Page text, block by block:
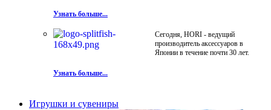
Узнать больше...
Сегодня, HORI - ведущий
производитель аксессуаров в
Японии в течение почти 30 лет.
Узнать больше...
Игрушки и сувениры